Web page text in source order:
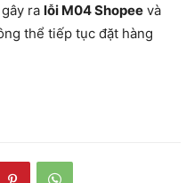
ra lỗi M04 Shopee và
thể tiếp tục đặt hàng